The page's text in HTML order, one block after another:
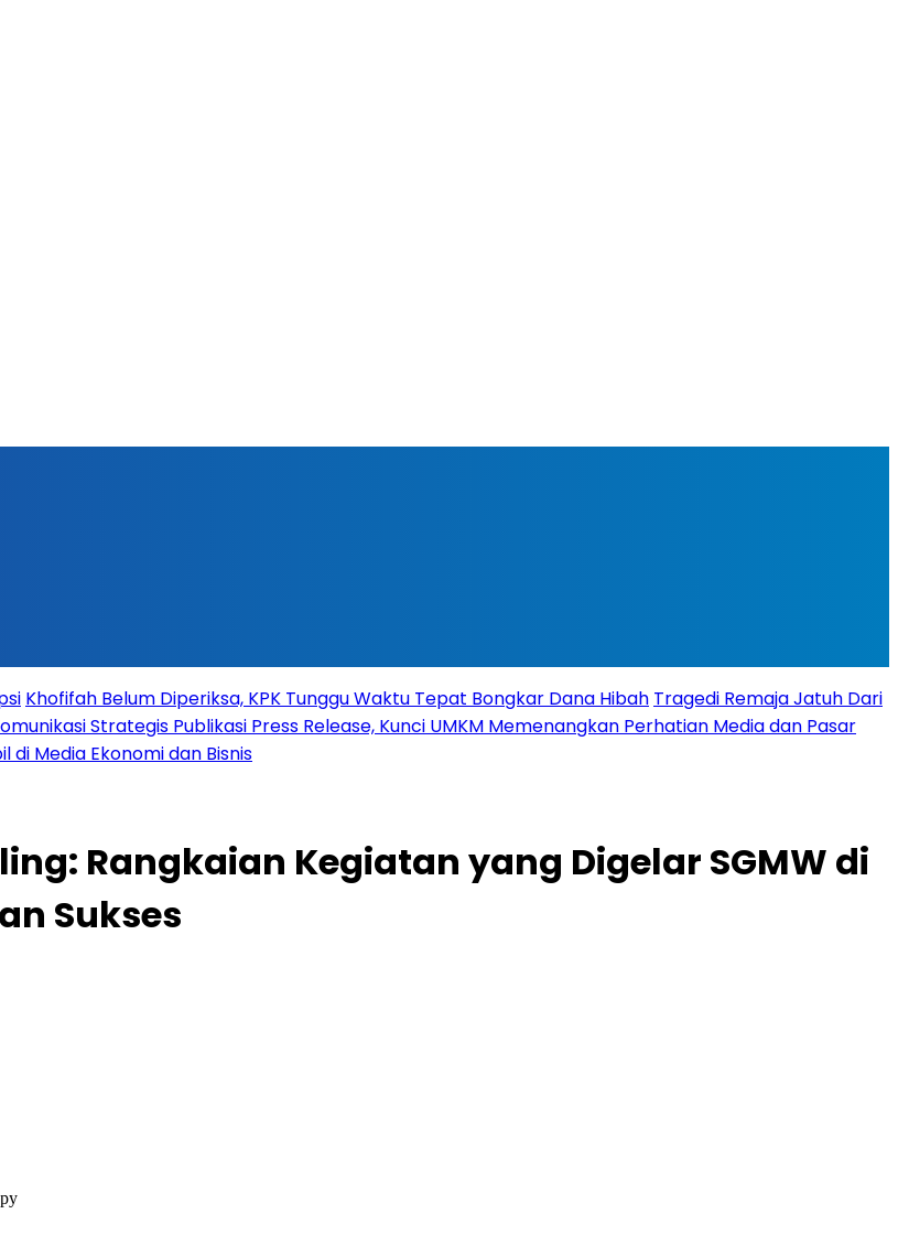
Khofifah Belum Diperiksa, KPK Tunggu Waktu Tepat Bongkar Dana Hibah Tragedi Remaja Jatuh Dari
Strategis Publikasi Press Release, Kunci UMKM Memenangkan Perhatian Media dan Pasar
di Media Ekonomi dan Bisnis
Rangkaian Kegiatan yang Digelar SGMW di
Sukses